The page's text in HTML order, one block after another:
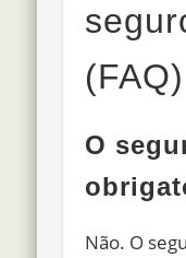
(FAQ)
O
Não. O